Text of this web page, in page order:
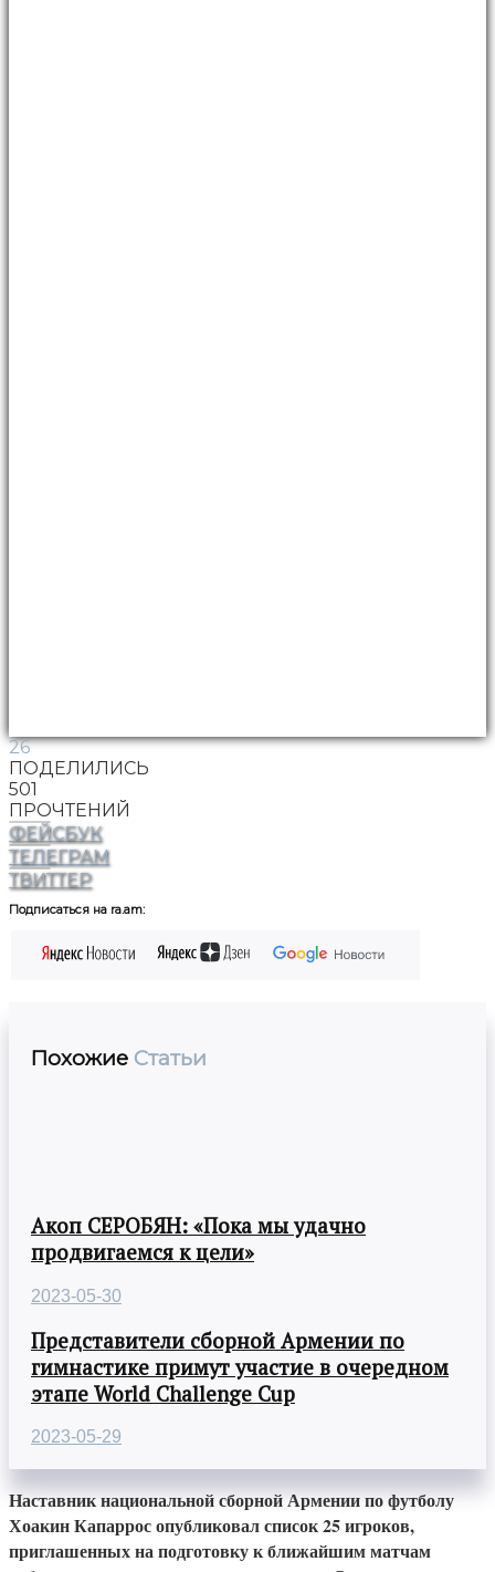
26
ПОДЕЛИЛИСЬ
501
ПРОЧТЕНИЙ
ФЕЙСБУК
ТЕЛЕГРАМ
ТВИТТЕР
Подписаться на ra.am:
Похожие Статьи
Акоп СЕРОБЯН: «Пока мы удачно
продвигаемся к цели»
2023-05-30
Представители сборной Армении по
гимнастике примут участие в очередном
этапе World Challenge Cup
2023-05-29
Наставник национальной сборной Армении по футболу
Хоакин Капаррос опубликовал список 25 игроков,
приглашенных на подготовку к ближайшим матчам